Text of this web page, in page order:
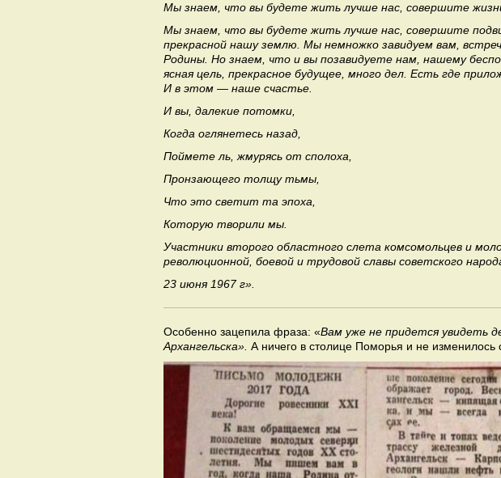
Мы знаем, что вы будете жить лучше нас, совершите
Мы знаем, что вы будете жить лучше нас, совершите
прекрасной нашу землю. Мы немножко завидуем вам,
Родины. Но знаем, что и вы позавидуете нам, нашему
ясная цель, прекрасное будущее, много дел. Есть где
И в этом — наше счастье.
И вы, далекие потомки,
Когда оглянетесь назад,
Поймете ль, жмурясь от сполоха,
Пронзающего толщу тьмы,
Что это светит та эпоха,
Которую творили мы.
Участники второго областного слета комсомольцев и
революционной, боевой и трудовой славы советского
23 июня 1967 г».
Особенно зацепила фраза: «Вам уже не придется увидеть
Архангельска». А ничего в столице Поморья и не изменилось с